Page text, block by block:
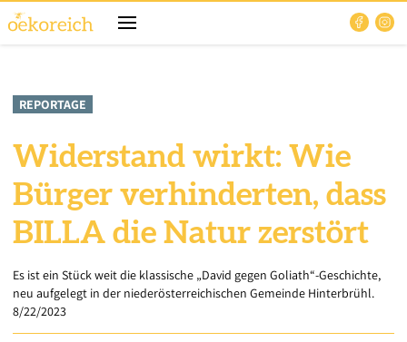
REPORTAGE
Widerstand wirkt: Wie
Bürger verhinderten, dass
BILLA die Natur zerstört
Es ist ein Stück weit die klassische „David gegen Goliath“-Geschichte,
neu aufgelegt in der niederösterreichischen Gemeinde Hinterbrühl.
8/22/2023